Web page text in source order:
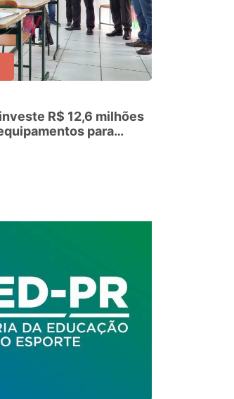
R$ 12,6 milhões
para